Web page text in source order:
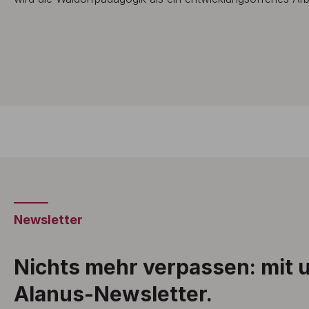
Newsletter
Nichts mehr verpassen: mit
Alanus-Newsletter.